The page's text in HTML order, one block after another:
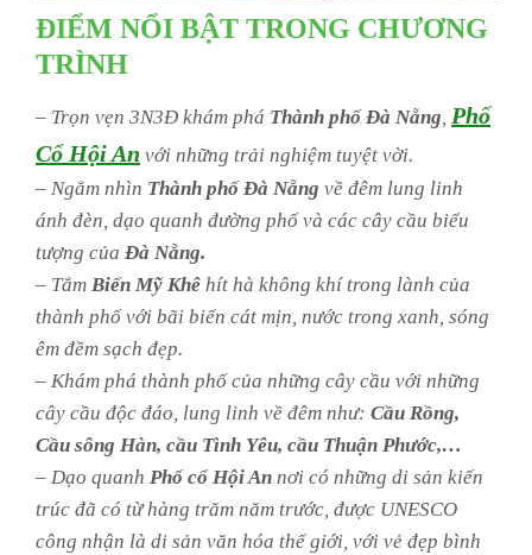
ĐIỂM NỔI BẬT TRONG CHƯƠNG
TRÌNH
– Trọn vẹn 3N3Đ khám phá Thành phố Đà Nẵng, Phố
Cổ Hội An với những trải nghiệm tuyệt vời.
– Ngắm nhìn Thành phố Đà Nẵng về đêm lung linh
ánh đèn, dạo quanh đường phố và các cây cầu biểu
tượng của Đà Nẵng.
– Tắm Biển Mỹ Khê hít hà không khí trong lành của
thành phố với bãi biển cát mịn, nước trong xanh, sóng
êm đềm sạch đẹp.
– Khám phá thành phố của những cây cầu với những
cây cầu độc đáo, lung linh về đêm như: Cầu Rồng,
Cầu sông Hàn, cầu Tình Yêu, cầu Thuận Phước,…
– Dạo quanh Phố cổ Hội An nơi có những di sản kiến
trúc đã có từ hàng trăm năm trước, được UNESCO
công nhận là di sản văn hóa thế giới, với vẻ đẹp bình